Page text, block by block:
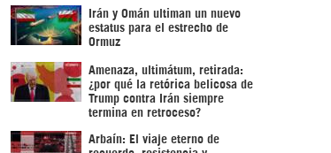
Irán y Omán ultiman un nuevo
estatus para el estrecho de
Ormuz
Amenaza, ultimátum, retirada:
¿por qué la retórica belicosa de
Trump contra Irán siempre
termina en retroceso?
Arbaín: El viaje eterno de
recuerdo, resistencia y